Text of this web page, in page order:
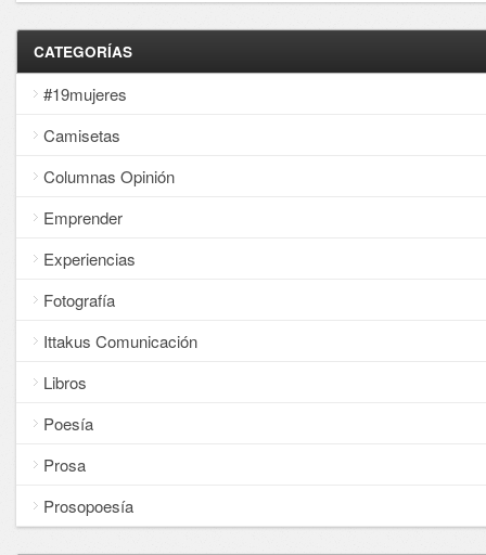
CATEGORÍAS
#19mujeres
Camisetas
Columnas Opinión
Emprender
Experiencias
Fotografía
Ittakus Comunicación
Libros
Poesía
Prosa
Prosopoesía